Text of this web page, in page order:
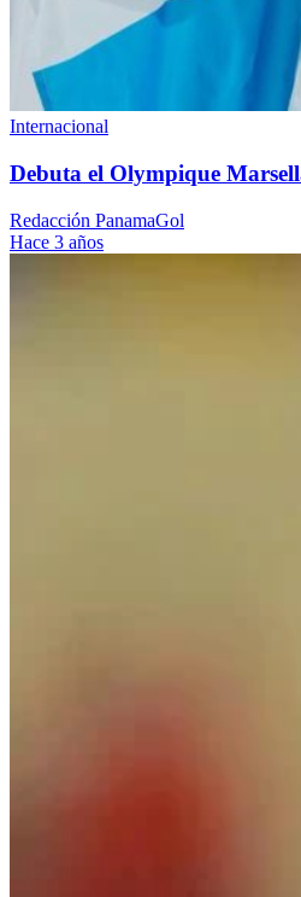
Internacional
Debuta el Olympique
Redacción PanamaGol
Hace 3 años